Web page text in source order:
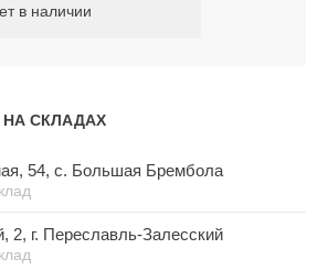
в наличии
НА СКЛАДАХ
54, c. Большая Брембола
2, г. Переславль-Залесский